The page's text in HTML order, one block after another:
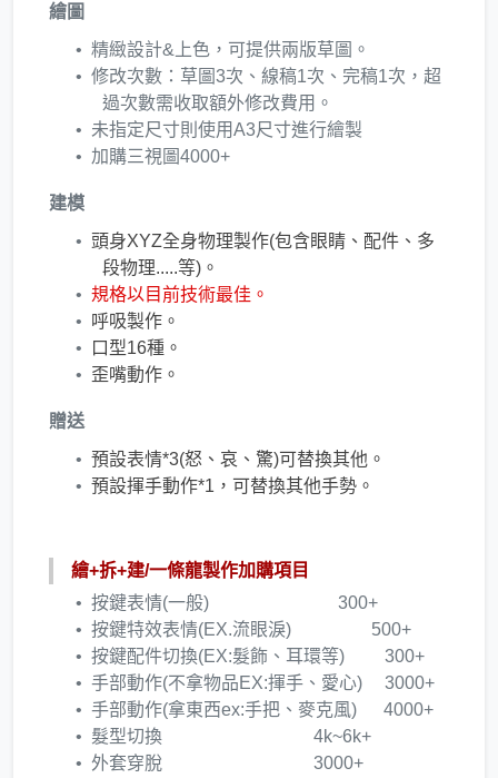
繪圖
精緻設計&上色，可提供兩版草圖。
修改次數：草圖3次、線稿1次、完稿1次，超
過次數需​收取額外修改費用。
未指定尺寸則使用A3尺寸進行繪製
​加購三視圖4000+
建模
頭身XYZ全身物理製作(包含眼睛、配件、多
段物理.....等)。
規格以目前技術最佳。
呼吸製作。
口型16種。
​歪嘴動作。
贈送
預設表情*3(怒、哀、驚)可替換其他。
預設揮手動作*1，可替換其他手勢。
繪+拆+建/一條龍製作加購項目
按鍵表情(一般) 300+
按鍵特效表情(EX.流眼淚) 500+
按鍵配件切換(EX:髮飾、耳環等) 300+
手部動作(不拿物品EX:揮手、愛心) 3000+
手部動作(拿東西ex:手把、麥克風) 4000+
髮型切換 4k~6k+
​外套穿脫 3000+